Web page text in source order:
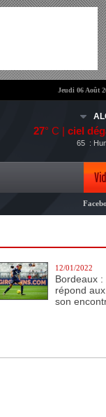
Jeudi 06 Août
27° C | ciel
:
65
12/01/2022
Bordeaux :
répond
son